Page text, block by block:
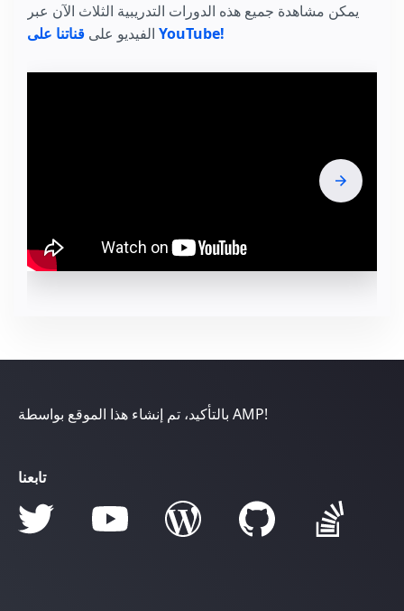
يمكن مشاهدة جميع هذه الدورات التدريبية الثلاث الآن عبر
الفيديو على قناتنا على YouTube!
بالتأكيد، تم إنشاء هذا الموقع بواسطة AMP!
تابعنا